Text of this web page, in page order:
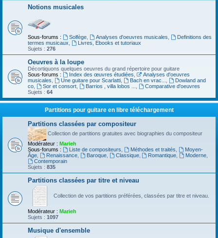
Notions musicales
Sous-forums : Solfège, Analyses d'oeuvres musicales
Definitions des
termes musicaux
Livres, Ebooks et tutoriaux
Sujets : 276
Oeuvres à la loupe
Décortiquons quelques oeuvres du grand répertoire pour guitare
Sous-forums :
Index des œuvres étudiées
Analyses d'oeuvres
musicales
Une guitare pour Scarlatti, Bach en vrac...
Dowland and
co
Sor et consort, Barrios , villa lobos ...
Comparative d'oeuvres
Sujets : 64
Partitions pour guitare en libre téléchargement
Partitions classées par compositeur
Collection de partitions gratuites avec biographies du compositeur
Modérateur : Marieh
Sous-forums :
Liste de compositeurs Méthodes et traités
Moyen-
Âge
Renaissance, Baroque, Classique, Romantique Moderne
Contemporain
Sujets : 835
Partitions classées par titre et niveau
Collection de vos partitions préférées, classées par titre et niveau.
Modérateur : Marieh
Sujets : 1097
Musique d'ensemble